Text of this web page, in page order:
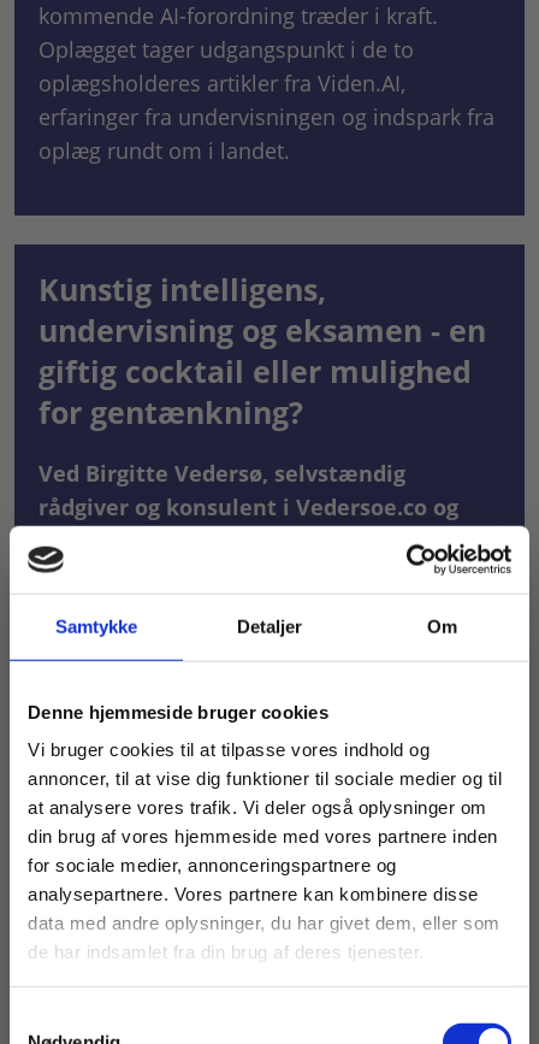
Samtykke Detaljer Om
Denne hjemmeside bruger cookies
Vi bruger cookies til at tilpasse vores indhold og
annoncer, til at vise dig funktioner til sociale medier og til
at analysere vores trafik. Vi deler også oplysninger om
din brug af vores hjemmeside med vores partnere inden
for sociale medier, annonceringspartnere og
analysepartnere. Vores partnere kan kombinere disse
data med andre oplysninger, du har givet dem, eller som
de har indsamlet fra din brug af deres tjenester.
kommende AI-forordning træder i kraft.
Oplægget tager udgangspunkt i de to
oplægsholderes artikler fra Viden.AI,
erfaringer fra undervisningen og indspark fra
oplæg rundt om i landet.
Kunstig intelligens,
undervisning og eksamen - en
giftig cocktail eller mulighed
for gentænkning?
Ved Birgitte Vedersø, selvstændig
rådgiver og konsulent i Vedersoe.co og
formand for Ekspertgruppen om ChatGPT
og eksamen
Kunstig intelligens og fremkomsten af
sprogmodeller som ChatGPT sætter læreren,
skolen og skoleledelsen i et stort dilemma.
kunstig intelligens en trussel, fordi det bliver
sværere at vide, om eleven selv har skrevet
sine opgaver eller gennemtænkt et svar i
undervisningen. På den anden side er
kunstig intelligens både en stor mulighed for
at nå længere, når en opgave skal løses, og et
væsentligt element af moderne dannelse,
og kritisk stilling til, hvad kunstig intelligens
Køb læremidler og find masterclasses mm.
Fortsæt som:
For privatkunder og
studerende. Du får
vist priser inkl.
For institutioner og
virksomheder. Du
får vist priser ekskl.